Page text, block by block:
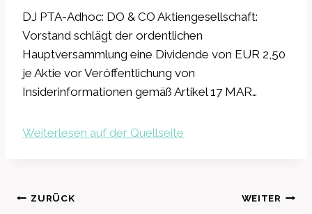
DJ PTA-Adhoc: DO & CO Aktiengesellschaft:
Vorstand schlägt der ordentlichen
Hauptversammlung eine Dividende von EUR 2,50
je Aktie vor Veröffentlichung von
Insiderinformationen gemäß Artikel 17 MAR…
Weiterlesen auf der Quellseite
Beitragsnavigation
ZURÜCK WEITER